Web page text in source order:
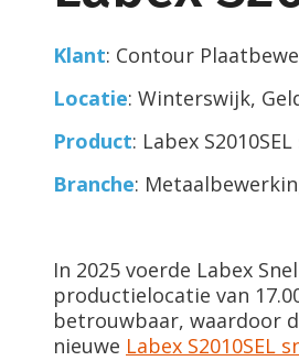
Overheaddeuren
Brandwerende deuren
Pendeldeuren
Industriedeuren
Strokengordijnen
Speeddeuren
Montage
Storing en reparatie
Projecten
Over ons
Klant: Contour
Locatie: Winterswijk,
Product: Labex
Branche:
In 2025 voerde Labex
productielocatie van
betrouwbaar, waardoor
nieuwe Labex S2010SEL